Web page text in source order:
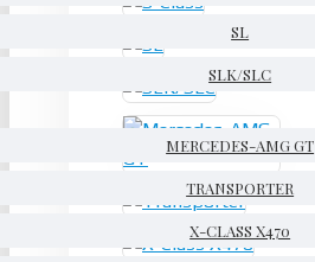
SL
SLK/SLC
MERCEDES-AMG GT
TRANSPORTER
X-CLASS X470